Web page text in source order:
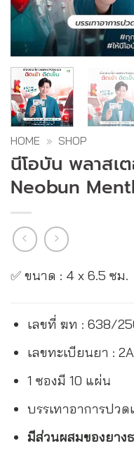
HOME » SHOP
นีโอบัน พลาสเ
Neobun
✅ ขนาด : 4 x 6.5 ซม.
เลขที่ ฆท : 638/
เลขทะเบียนยา :
1 ซองมี 10 แผ่น
บรรเทาอาการปว
มีส่วนผสมของยาง